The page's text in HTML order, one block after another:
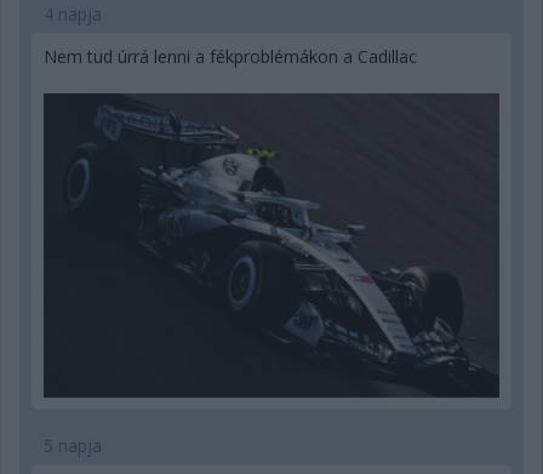
4 napja
Nem tud úrrá lenni a fékproblémákon a Cadillac
5 napja